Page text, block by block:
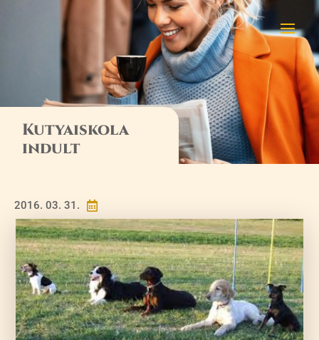
Kutyaiskola
indult

2016. 03. 31.